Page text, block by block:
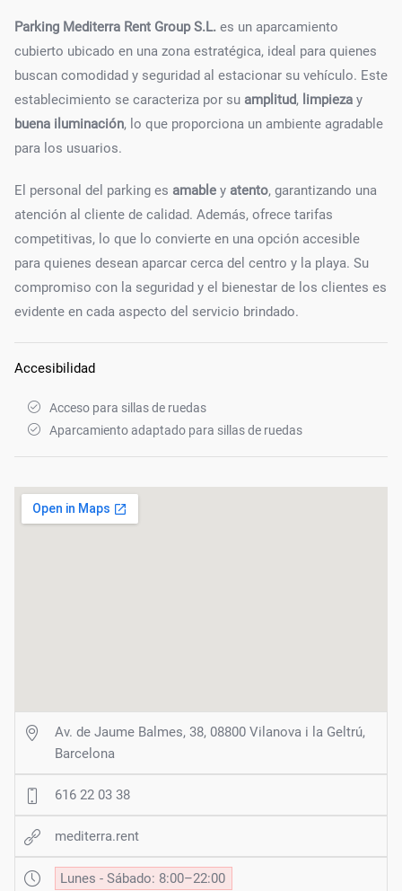
Parking Mediterra Rent Group S.L. es un aparcamiento
cubierto ubicado en una zona estratégica, ideal para quienes
buscan comodidad y seguridad al estacionar su vehículo. Este
establecimiento se caracteriza por su amplitud, limpieza y
buena iluminación, lo que proporciona un ambiente agradable
para los usuarios.
El personal del parking es amable y atento, garantizando una
atención al cliente de calidad. Además, ofrece tarifas
competitivas, lo que lo convierte en una opción accesible
para quienes desean aparcar cerca del centro y la playa. Su
compromiso con la seguridad y el bienestar de los clientes es
evidente en cada aspecto del servicio brindado.
Accesibilidad
Acceso para sillas de ruedas
Aparcamiento adaptado para sillas de ruedas
Av. de Jaume Balmes, 38, 08800 Vilanova i la Geltrú,
Barcelona
616 22 03 38
mediterra.rent
Lunes - Sábado: 8:00–22:00